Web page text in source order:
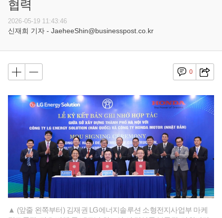
협력
2026-05-19 11:43:46
신재희 기자 - JaeheeShin@businesspost.co.kr
0
▲ (앞줄 왼쪽부터) 김재권 LG에너지솔루션 소형전지사업부 마케